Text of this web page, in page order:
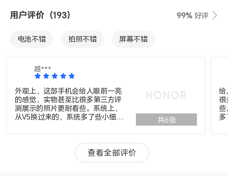
用户评价 （193） 99% 好评
电池不错 拍照不错 屏幕不错
越***
外观上，这部手机会给人眼前一亮
的感觉，实物甚至比很多第三方评
测展示的照片更耐看些。系统上，
从V5换过来的，系统多了些小细
便。屏幕颜色显示感觉比折叠屏好
很多，拍照变焦超流畅，不知道有
没有拍照构图建议，后面再研究一
共6张
给
很
些
多
查看全部评价